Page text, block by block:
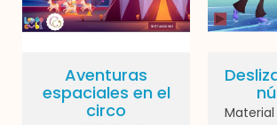
Aventuras
espaciales en el
circo